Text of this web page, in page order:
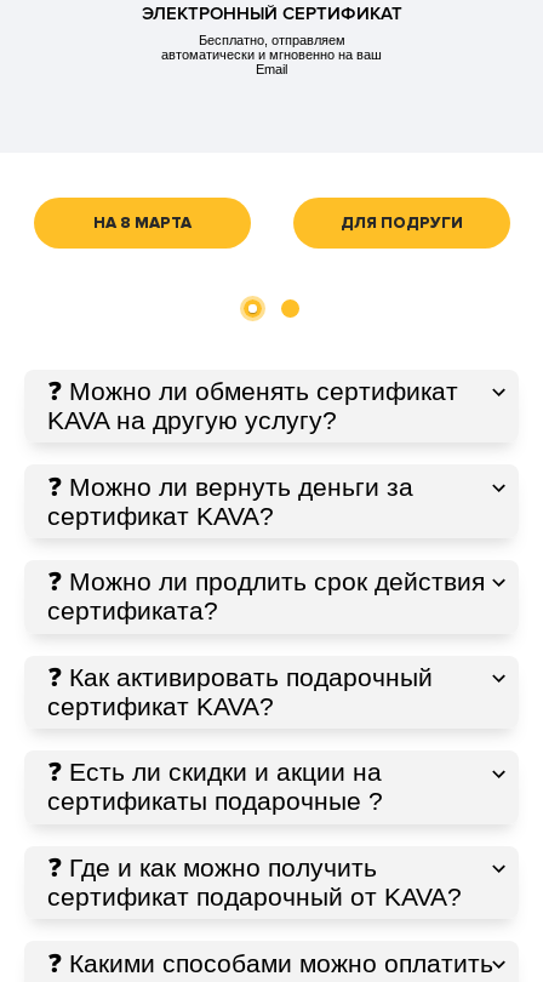
ЭЛЕКТРОННЫЙ СЕРТИФИКАТ
Бесплатно, отправляем
автоматически и мгновенно на ваш
Email
НА 8 МАРТА ДЛЯ ПОДРУГИ
❓ Можно ли обменять сертификат
KAVA на другую услугу?
❓ Можно ли вернуть деньги за
сертификат KAVA?
❓ Можно ли продлить срок действия
сертификата?
❓ Как активировать подарочный
сертификат KAVA?
❓ Есть ли скидки и акции на
сертификаты подарочные ?
❓ Где и как можно получить
сертификат подарочный от KAVA?
❓ Какими способами можно оплатить